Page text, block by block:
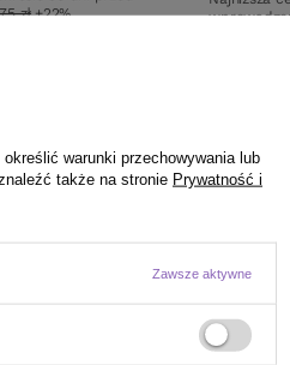
zł +22%
Cena
określić warunki przechowywania lub
także na stronie Prywatność i
Zawsze aktywne